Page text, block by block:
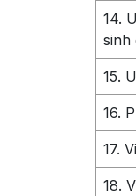
14.
sinh
15.
16.
17.
18.